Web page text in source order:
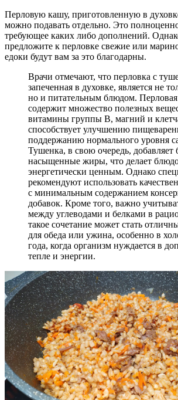
Перловую кашу, приготовленную в
можно подавать отдельно. Это
требующее каких либо дополнений.
предложите к перловке свежие или
едоки будут вам за это благодарны.
Врачи отмечают, что перловка с
запеченная в духовке, является не
но и питательным блюдом.
содержит множество полезных
витамины группы B, магний и
способствует улучшению
поддержанию нормального уровня
Тушенка, в свою очередь, добавляет
насыщенные жиры, что делает
энергетически ценным. Однако
рекомендуют использовать
с минимальным содержанием
добавок. Кроме того, важно
между углеводами и белками в
такое сочетание может стать
для обеда или ужина, особенно в
года, когда организм нуждается в
тепле и энергии.